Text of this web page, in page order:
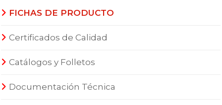
FICHAS DE PRODUCTO
Certificados de Calidad
Catálogos y Folletos
Documentación Técnica